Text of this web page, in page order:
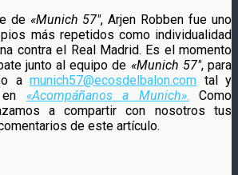
de «Munich 57″, Arjen Robben fue uno
más repetidos como individualidad
contra el Real Madrid. Es el momento
junto al equipo de «Munich 57″, para
amunich57@ecosdelbalon.com tal y
«Acompáñanos a Munich». Como
a compartir con nosotros tus
de este artículo.